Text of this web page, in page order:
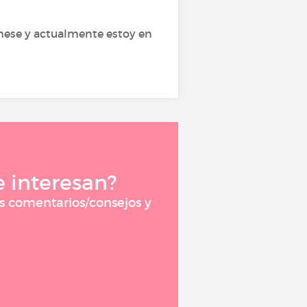
y actualmente estoy en
interesan?
comentarios/consejos y